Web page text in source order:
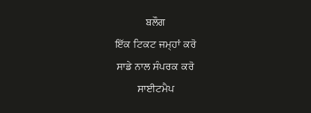
ਬਲੌਗ
ਇੱਕ ਟਿਕਟ ਜਮ੍ਹਾਂ ਕਰੋ
ਸਾਡੇ ਨਾਲ ਸੰਪਰਕ ਕਰੋ
ਸਾਈਟਮੈਪ